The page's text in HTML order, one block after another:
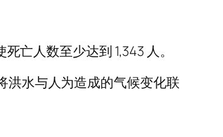
亡人数至少达到 1,343 人。
洪水与人为造成的气候变化联